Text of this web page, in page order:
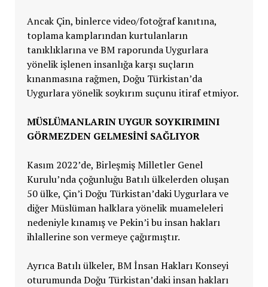
Ancak Çin, binlerce video/fotoğraf kanıtına,
toplama kamplarından kurtulanların
tanıklıklarına ve BM raporunda Uygurlara
yönelik işlenen insanlığa karşı suçların
kınanmasına rağmen, Doğu Türkistan’da
Uygurlara yönelik soykırım suçunu itiraf etmiyor.
MÜSLÜMANLARIN UYGUR SOYKIRIMINI
GÖRMEZDEN GELMESİNİ SAĞLIYOR
Kasım 2022’de, Birleşmiş Milletler Genel
Kurulu’nda çoğunluğu Batılı ülkelerden oluşan
50 ülke, Çin’i Doğu Türkistan’daki Uygurlara ve
diğer Müslüman halklara yönelik muameleleri
nedeniyle kınamış ve Pekin’i bu insan hakları
ihlallerine son vermeye çağırmıştır.
Ayrıca Batılı ülkeler, BM İnsan Hakları Konseyi
oturumunda Doğu Türkistan’daki insan hakları